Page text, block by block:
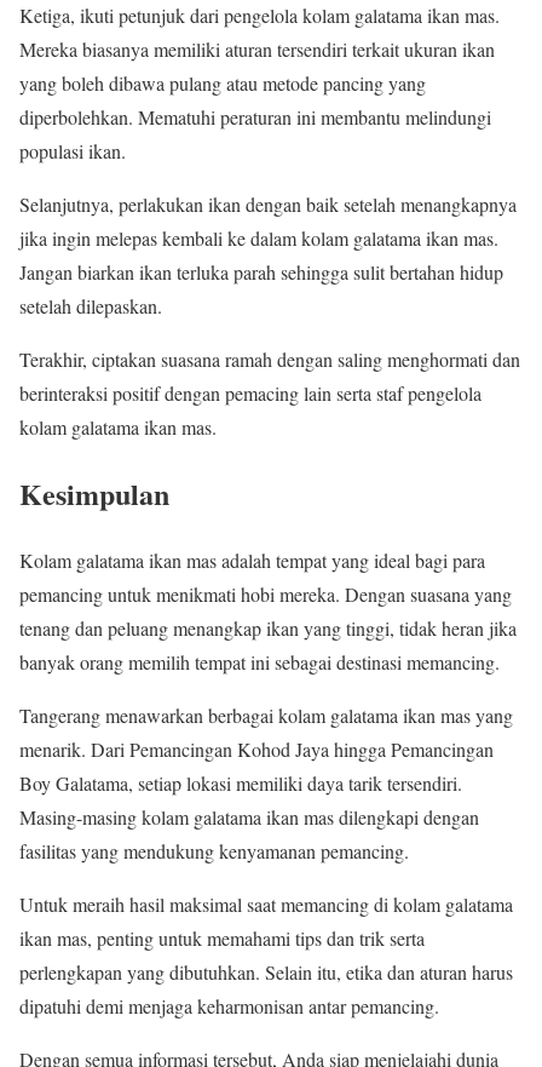
Ketiga, ikuti petunjuk dari pengelola kolam galatama ikan mas.
Mereka biasanya memiliki aturan tersendiri terkait ukuran ikan
yang boleh dibawa pulang atau metode pancing yang
diperbolehkan. Mematuhi peraturan ini membantu melindungi
populasi ikan.
Selanjutnya, perlakukan ikan dengan baik setelah menangkapnya
jika ingin melepas kembali ke dalam kolam galatama ikan mas.
Jangan biarkan ikan terluka parah sehingga sulit bertahan hidup
setelah dilepaskan.
Terakhir, ciptakan suasana ramah dengan saling menghormati dan
berinteraksi positif dengan pemacing lain serta staf pengelola
kolam galatama ikan mas.
Kesimpulan
Kolam galatama ikan mas adalah tempat yang ideal bagi para
pemancing untuk menikmati hobi mereka. Dengan suasana yang
tenang dan peluang menangkap ikan yang tinggi, tidak heran jika
banyak orang memilih tempat ini sebagai destinasi memancing.
Tangerang menawarkan berbagai kolam galatama ikan mas yang
menarik. Dari Pemancingan Kohod Jaya hingga Pemancingan
Boy Galatama, setiap lokasi memiliki daya tarik tersendiri.
Masing-masing kolam galatama ikan mas dilengkapi dengan
fasilitas yang mendukung kenyamanan pemancing.
Untuk meraih hasil maksimal saat memancing di kolam galatama
ikan mas, penting untuk memahami tips dan trik serta
perlengkapan yang dibutuhkan. Selain itu, etika dan aturan harus
dipatuhi demi menjaga keharmonisan antar pemancing.
Dengan semua informasi tersebut, Anda siap menjelajahi dunia